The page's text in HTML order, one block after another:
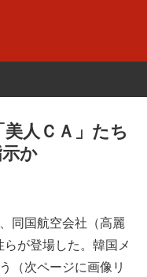
人ＣＡ」たち
か
同国航空会社（高麗
が登場した。韓国メ
（次ページに画像リ